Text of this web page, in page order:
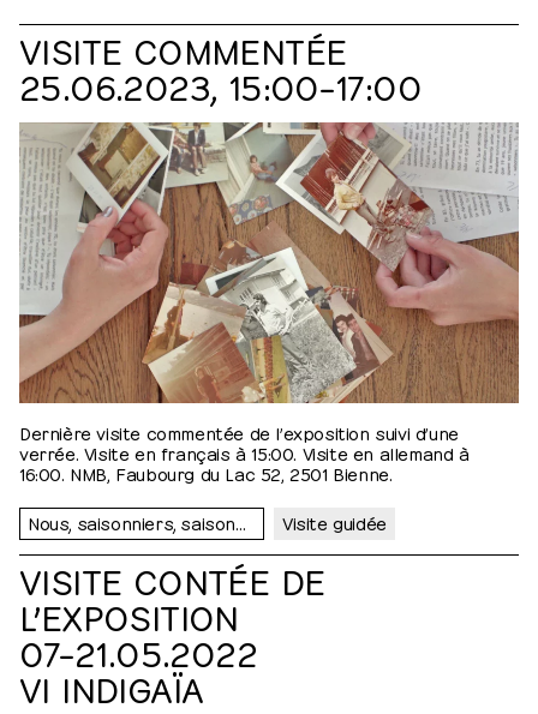
VISITE COMMENTÉE
25.06.2023, 15:00⁠–⁠17:00
Dernière visite commentée de l’exposition suivi d’une
verrée. Visite en français à 15:00. Visite en allemand à
16:00. NMB, Faubourg du Lac 52, 2501 Bienne.
Nous, saisonniers, saisonnières… Visite guidée
VISITE CONTÉE DE
L’EXPOSITION
07⁠–⁠​21.05.2022
VI INDIGAÏA